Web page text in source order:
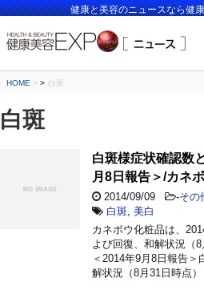
健康と美容のニュースなら健
HOME > 白斑
白斑
白斑様症状確認数
月8日報告＞/カネ
2014/09/09 -その
白斑 美白
カネボウ化粧品は、
よび回復、和解状況（
＜2014年9月8日報告
解状況（8月31日時点